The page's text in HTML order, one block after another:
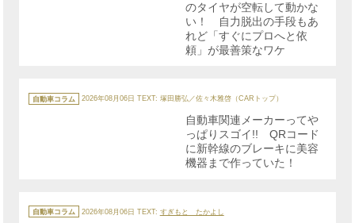
のタイヤが空転して動かな
い！ 自力脱出の手段もあ
れど「すぐにプロへと依
頼」が最善策なワケ
テ
ゴ
自動車コラム 2026年08月06日 TEXT: 塚田勝弘／佐々木雅啓（CARトップ）
自動車関連メーカーってや
っぱりスゴイ!! QRコード
に新幹線のブレーキに美容
機器まで作っていた！
テ
ゴ
自動車コラム 2026年08月06日 TEXT: すぎもと たかよし